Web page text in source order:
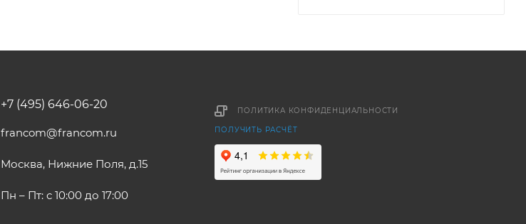
+7 (495) 646-06-20
francom@francom.ru
Москва, Нижние Поля, д.15
Пн – Пт: с 10:00 до 17:00
ПОЛИТИКА КОНФИДЕНЦИАЛЬНОСТИ
ПОЛУЧИТЬ РАСЧЁТ